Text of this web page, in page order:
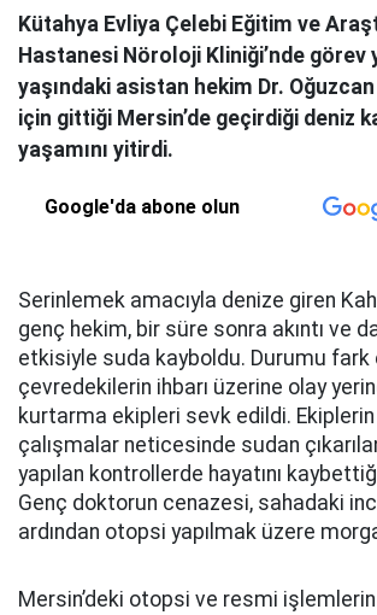
Kütahya Evliya Çelebi Eğitim ve
Hastanesi Nöroloji Kliniği’nde görev
yaşındaki asistan hekim Dr.
için gittiği Mersin’de geçirdiği deniz
yaşamını yitirdi.
Google'da abone olun
Serinlemek amacıyla denize giren
genç hekim, bir süre sonra akıntı ve
etkisiyle suda kayboldu. Durumu fark
çevredekilerin ihbarı üzerine olay
kurtarma ekipleri sevk edildi.
çalışmalar neticesinde sudan çıkarılan
yapılan kontrollerde hayatını
Genç doktorun cenazesi, sahadaki
ardından otopsi yapılmak üzere morga
Mersin’deki otopsi ve resmi işlemlerin